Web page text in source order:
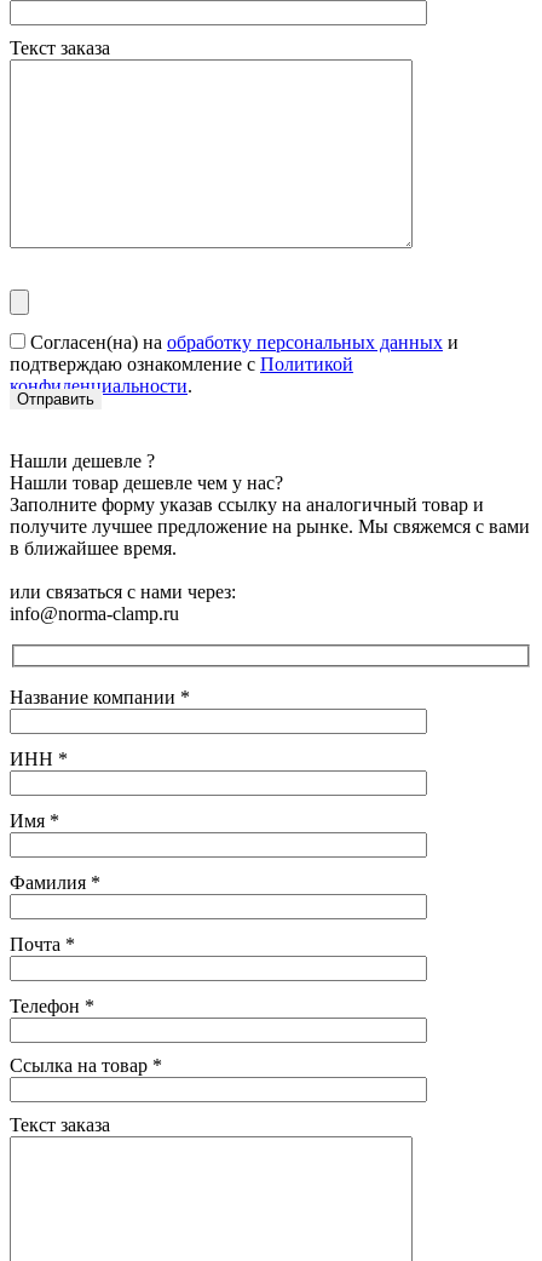
Текст заказа
Согласен(на) на обработку персональных данных и
подтверждаю ознакомление с Политикой
конфиденциальности.
Нашли дешевле ?
Нашли товар дешевле чем у нас?
Заполните форму указав ссылку на аналогичный товар и
получите лучшее предложение на рынке. Мы свяжемся с вами
в ближайшее время.
или связаться с нами через:
info@norma-clamp.ru
Название компании *
ИНН *
Имя *
Фамилия *
Почта *
Телефон *
Ссылка на товар *
Текст заказа